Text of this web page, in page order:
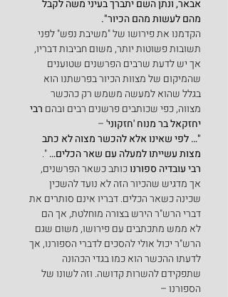
אבאר, ונתן השם יתברך בעיני משה לקבל
מהם לעשות מהם הכיור".
הקדמנו את פירושו של "משיבת נפש" לפני
תשובות פשוטות יותר, משום חביבות דבריו,
אך יש לדעת שרבים הפרשנים שטוענים
שהמיקום של מצוות הכיור בפרשתנו הוא
בגלל שהוא למעשה משמש רק כהכשר
מצווה, כפי שכותבים פרשנים רבים ובהם רבי
יחזקאל בר מנוח 'חזקוני' –
"… לפי שאינו אלא להכשר מצוה לא כתב
מצות עשייתו למעלה עם שאר הכלים… ".
רבי עובדיה ספורנו כותב כשאר הפרשנים,
אך מדגיש שהכיור הזה לא נועד להשכין
שכינה כשאר הכלים. דבריו אינם סותרים את
דברי הרש"ר הירש בצורה מוחלטת, אך הם
לא ממש מתכתבים עם פירושו, משום שגם
הרש"ר יכול אולי להסכים לדברי הספורנו, אך
לדעתו ההכשר הוא כמו בגדי הכהונה
שתפקידם להשרות קדושה. וזה לשונו של
הספורנו –